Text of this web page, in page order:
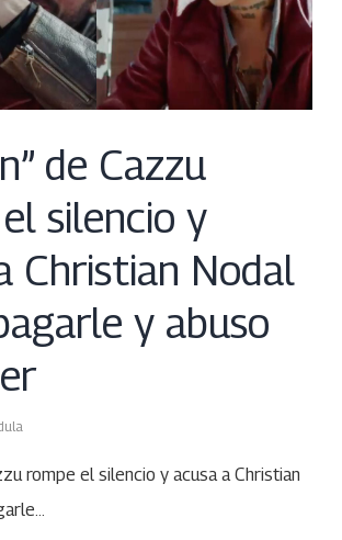
de Cazzu
silencio y
Christian Nodal
y abuso
rompe el silencio y acusa a Christian